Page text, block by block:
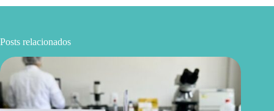
Posts relacionados